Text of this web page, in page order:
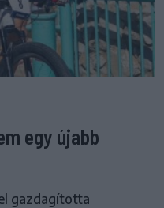
egy újabb
gazdagította